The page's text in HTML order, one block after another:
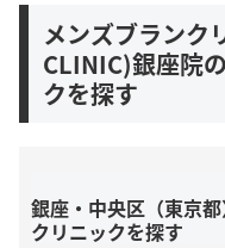
メンズブランク
CLINIC)銀座院
クを探す
銀座・中央区（東京
クリニックを探す